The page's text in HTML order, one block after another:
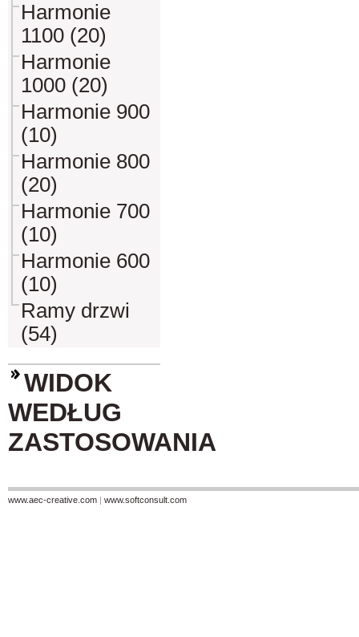
Harmonie
1100 (20)
Harmonie
1000 (20)
Harmonie 900
(10)
Harmonie 800
(20)
Harmonie 700
(10)
Harmonie 600
(10)
Ramy drzwi
(54)
WIDOK
WEDŁUG
ZASTOSOWANIA
www.aec-creative.com | www.softconsult.com